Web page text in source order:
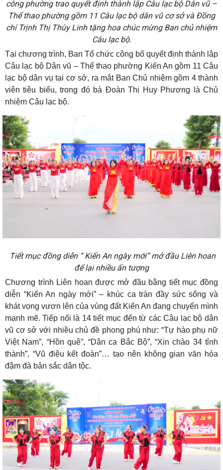
công phường trao quyết định thành lập Câu lạc bộ Dân vũ –
Thể thao phường gồm 11 Câu lạc bộ dân vũ cơ sở và Đồng
chí Trịnh Thị Thùy Linh tặng hoa chúc mừng Ban chủ nhiệm
Câu lạc bộ.
Tại chương trình, Ban Tổ chức công bố quyết định thành lập
Câu lạc bộ Dân vũ – Thể thao phường Kiến An gồm 11 Câu
lạc bộ dân vụ tại cơ sở, ra mắt Ban Chủ nhiệm gồm 4 thành
viên tiêu biểu, trong đó bà Đoàn Thị Huy Phương là Chủ
nhiệm Câu lạc bộ.
Tiết mục đồng diễn “ Kiến An ngày mới” mở đầu Liên hoan
để lại nhiều ấn tượng
Chương trình Liên hoan được mở đầu bằng tiết mục đồng
diễn “Kiến An ngày mới” – khúc ca tràn đầy sức sống và
khát vọng vươn lên của vùng đất Kiến An đang chuyển mình
mạnh mẽ. Tiếp nối là 14 tiết mục đến từ các Câu lạc bộ dân
vũ cơ sở với nhiều chủ đề phong phú như: “Tự hào phụ nữ
Việt Nam”, “Hồn quê”, “Dân ca Bắc Bộ”, “Xin chào 34 tỉnh
thành”, “Vũ điệu kết đoàn”… tạo nên không gian văn hóa
đậm đà bản sắc dân tộc.